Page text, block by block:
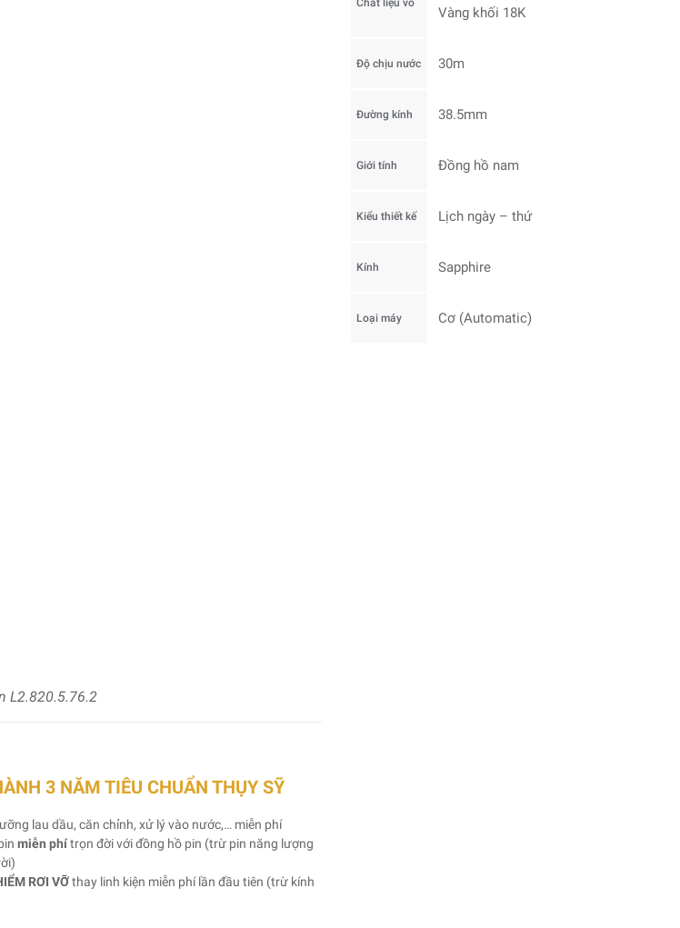
L2.820.5.76.2
3 NĂM TIÊU CHUẨN THỤY SỸ
lau dầu, căn chỉnh, xử lý vào nước,… miễn phí
miễn phítrọn đời với đồng hồ pin (trừ pin năng lượng
RƠI VỠthay linh kiện miễn phí lần đầu tiên (trừ kính
Vàng khối 18K
Độ chịu nước 30m
Đường kính 38.5mm
Giới tính Đồng hồ nam
Kiểu thiết kế Lịch ngày – thứ
Kính Sapphire
Loại máy Cơ (Automatic)